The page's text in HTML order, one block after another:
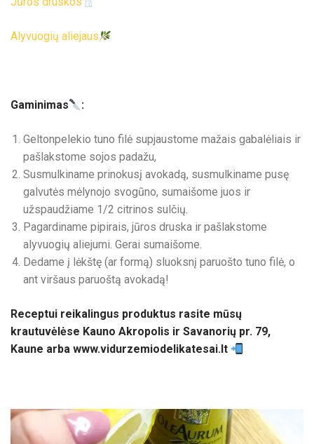
Alyvuogių aliejaus
Gaminimas :
Geltonpelekio tuno filė supjaustome mažais gabalėliais ir
pašlakstome sojos padažu,
Susmulkiname prinokusį avokadą, susmulkiname pusę
galvutės mėlynojo svogūno, sumaišome juos ir
užspaudžiame 1/2 citrinos sulčių.
Pagardiname pipirais, jūros druska ir pašlakstome
alyvuogių aliejumi. Gerai sumaišome.
Dedame į lėkštę (ar formą) sluoksnį paruošto tuno filė, o
ant viršaus paruoštą avokadą!
Receptui reikalingus produktus rasite mūsų
krautuvėlėse Kauno Akropolis ir Savanorių pr. 79,
Kaune arba www.vidurzemiodelikatesai.lt